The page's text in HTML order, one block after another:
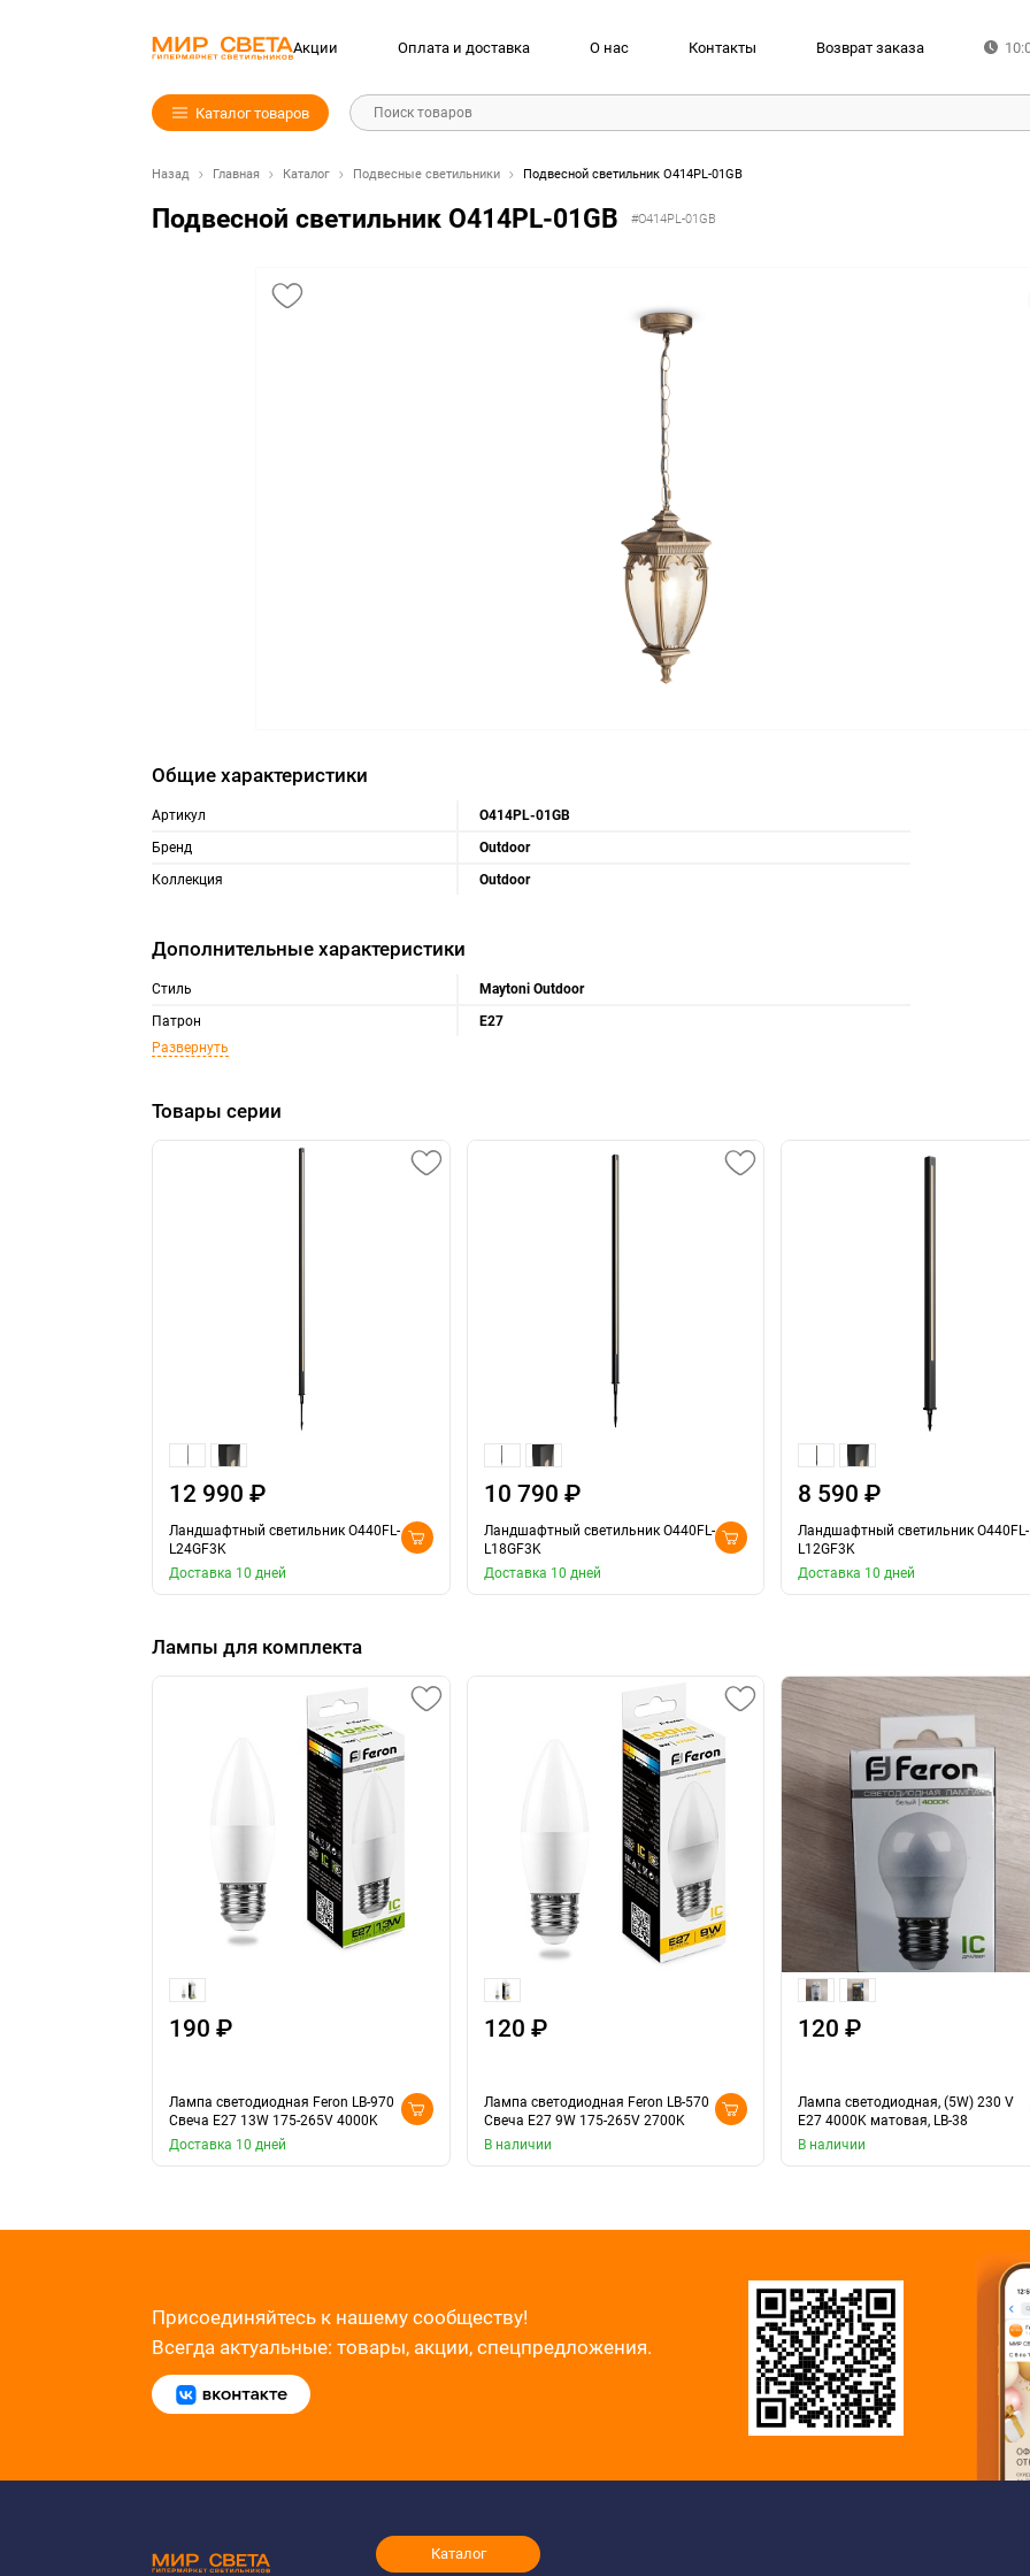
Акции Оплата и доставка О нас Контакты Возврат заказа
Каталог товаров Поиск товаров
Назад Главная Каталог Подвесные светильники Подвесной светильник O414PL-01GB
Подвесной светильник O414PL-01GB #O414PL-01GB
Общие характеристики
Артикул
O414PL-01GB
Бренд
Outdoor
Коллекция
Outdoor
Дополнительные характеристики
Стиль
Maytoni Outdoor
Патрон
E27
Развернуть
Товары серии
12 990 ₽
Ландшафтный светильник O440FL-
L24GF3K
Доставка 10 дней
10 790 ₽
Ландшафтный светильник O440FL-
L18GF3K
Доставка 10 дней
8 590 ₽
Ландшафтный светильник O440FL-
L12GF3K
Доставка 10 дней
Лампы для комплекта
190 ₽
Лампа светодиодная Feron LB-970
Свеча E27 13W 175-265V 4000K
Доставка 10 дней
120 ₽
Лампа светодиодная Feron LB-570
Свеча E27 9W 175-265V 2700K
В наличии
120 ₽
Лампа светодиодная, (5W) 230 V
E27 4000K матовая, LB-38
В наличии
Присоединяйтесь к нашему сообществу!
Всегда актуальные: товары, акции, спецпредложения.
Каталог